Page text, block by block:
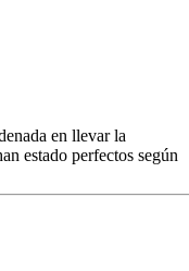
en llevar la
estado perfectos según